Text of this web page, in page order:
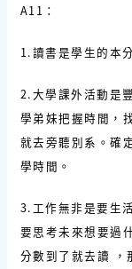
A11：
1.讀書是學生的本
2.大學課外活動是
學弟妹把握時間，
就去旁聽別系。確
學時間。
3.工作無非是要生
要思考未來想要過
分數到了就去讀 ，